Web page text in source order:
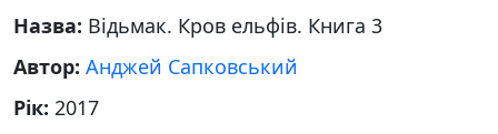
Назва: Відьмак. Кров ельфів. Книга 3
Автор: Анджей Сапковський
Рік: 2017